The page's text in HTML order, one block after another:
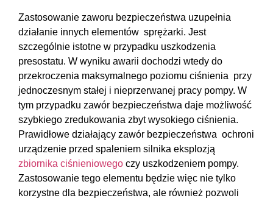
Zastosowanie zaworu bezpieczeństwa uzupełnia
działanie innych elementów sprężarki. Jest
szczególnie istotne w przypadku uszkodzenia
presostatu. W wyniku awarii dochodzi wtedy do
przekroczenia maksymalnego poziomu ciśnienia przy
jednoczesnym stałej i nieprzerwanej pracy pompy. W
tym przypadku zawór bezpieczeństwa daje możliwość
szybkiego zredukowania zbyt wysokiego ciśnienia.
Prawidłowe działający zawór bezpieczeństwa ochroni
urządzenie przed spaleniem silnika eksplozją
zbiornika ciśnieniowego czy uszkodzeniem pompy.
Zastosowanie tego elementu będzie więc nie tylko
korzystne dla bezpieczeństwa, ale również pozwoli